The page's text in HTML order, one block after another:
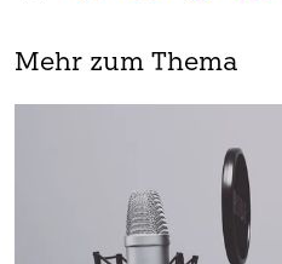
Mehr zum Thema